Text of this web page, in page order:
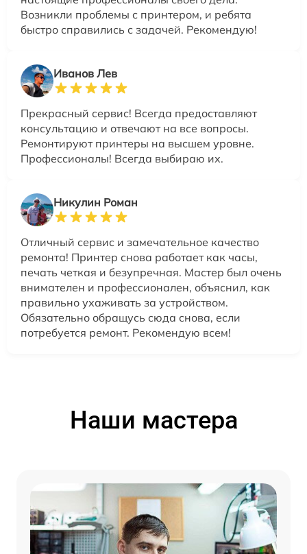
Возникли проблемы с принтером, и ребята
быстро справились с задачей. Рекомендую!
Иванов Лев
Прекрасный сервис! Всегда предоставляют
консультацию и отвечают на все вопросы.
Ремонтируют принтеры на высшем уровне.
Профессионалы! Всегда выбираю их.
Никулин Роман
Отличный сервис и замечательное качество
ремонта! Принтер снова работает как часы,
печать четкая и безупречная. Мастер был очень
внимателен и профессионален, объяснил, как
правильно ухаживать за устройством.
Обязательно обращусь сюда снова, если
потребуется ремонт. Рекомендую всем!
Наши мастера